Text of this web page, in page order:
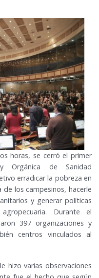
horas, se cerró el primer
de Sanidad
erradicar la pobreza en
los campesinos, hacerle
y generar políticas
Durante el
397 organizaciones y
centros vinculados al
hizo varias observaciones